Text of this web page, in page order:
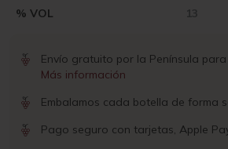
% VOL 13
Envío gratuito por la Península
Más información
Embalamos cada botella de forma
Pago seguro con tarjetas, Apple